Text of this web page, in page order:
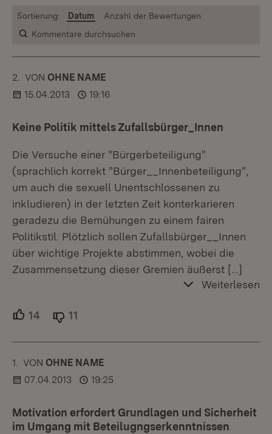
Kommentare durchsuchen
Sortierung: Datum Anzahl der Bewertungen
2. KOMMENTAR
VON :OHNE NAME
15.04.2013
19:16
Keine Politik mittels Zufallsbürger_Innen
Die Versuche einer "Bürgerbeteiligung"
(sprachlich korrekt "Bürger__Innenbeteiligung",
um auch die sexuell Unentschlossenen zu
inkludieren) in der letzten Zeit konterkarieren
geradezu die Bemühungen zu einem fairen
Politikstil. Plötzlich sollen Zufallsbürger__Innen
über wichtige Projekte abstimmen, wobei die
Zusammensetzung dieser Gremien äußerst […]
Weiterlesen
14 Unterstützer.
11
1. KOMMENTAR
VON :OHNE NAME
07.04.2013
19:25
Motivation erfordert Grundlagen und Sicherheit
im Umgang mit Beteilugngserkenntnissen